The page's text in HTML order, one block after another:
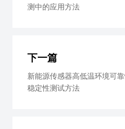
测中的应用方法
下一篇
新能源传感器高低温环境可
稳定性测试方法